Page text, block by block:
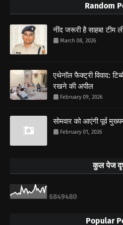
Random
नींद जरूरी है साहब! टीम
March 08, 2026
एथेनॉल फैक्ट्री विवाद:
रखने की अपील
February 09, 2026
सोमवार को आएंगी पूर्व
February 01, 2026
कुल पेज
6849480
Popular